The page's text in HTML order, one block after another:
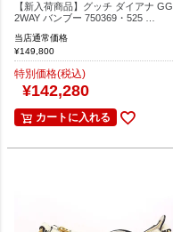
【新入荷商品】グッチ ダイアナ GG
2WAY バンブー 750369・525 …
当店通常価格
¥149,800
特別価格(税込)
¥142,280
カートに入れる